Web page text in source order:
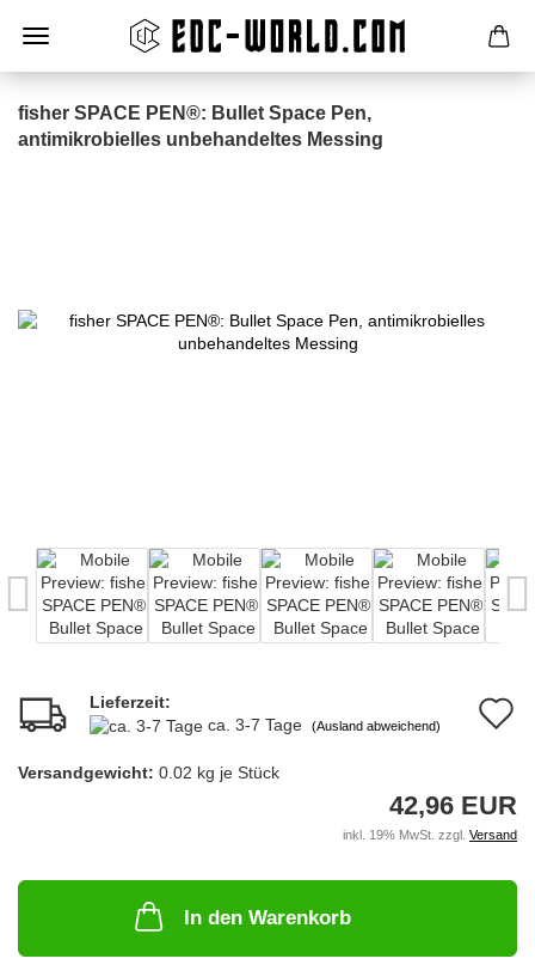
fisher SPACE PEN®: Bullet Space Pen,
antimikrobielles unbehandeltes Messing
Lieferzeit:
ca. 3-7 Tage
(Ausland abweichend)
Versandgewicht: 0.02 kg je Stück
42,96 EUR
inkl. 19% MwSt. zzgl. Versand
In den Warenkorb